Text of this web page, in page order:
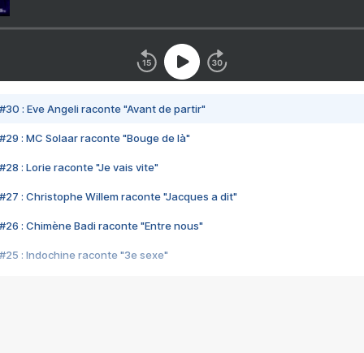
#30 : Eve Angeli raconte "Avant de partir"
#29 : MC Solaar raconte "Bouge de là"
#28 : Lorie raconte "Je vais vite"
#27 : Christophe Willem raconte "Jacques a dit"
#26 : Chimène Badi raconte "Entre nous"
#25 : Indochine raconte "3e sexe"